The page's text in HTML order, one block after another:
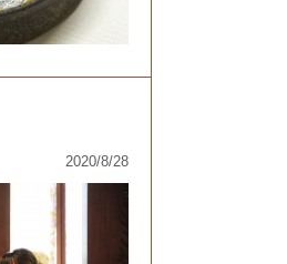
2020/8/28